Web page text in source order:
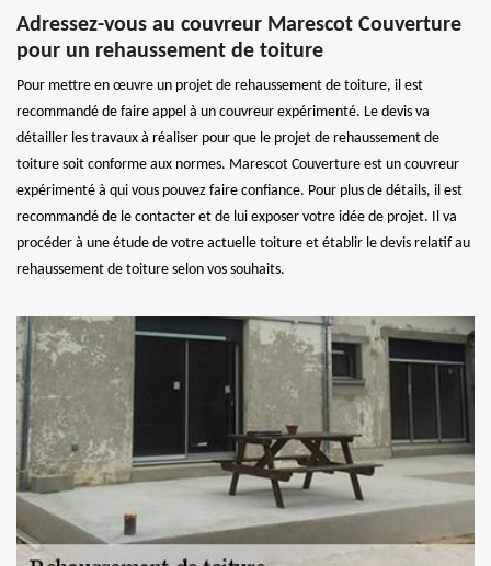
Adressez-vous au couvreur Marescot Couverture
pour un rehaussement de toiture
Pour mettre en œuvre un projet de rehaussement de toiture, il est
recommandé de faire appel à un couvreur expérimenté. Le devis va
détailler les travaux à réaliser pour que le projet de rehaussement de
toiture soit conforme aux normes. Marescot Couverture est un couvreur
expérimenté à qui vous pouvez faire confiance. Pour plus de détails, il est
recommandé de le contacter et de lui exposer votre idée de projet. Il va
procéder à une étude de votre actuelle toiture et établir le devis relatif au
rehaussement de toiture selon vos souhaits.